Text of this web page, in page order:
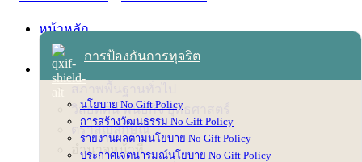
หน้าหลัก
เข้าสู่ระบบ
เกี่ยวกับเทศบาล
วิสัยทัศน์ พันธกิจ ยุทธศาสตร์
ตราสัญลักษณ์
อำนาจหน้าที่
การป้องกันการทุจริต
นโยบาย No Gift Policy
การสร้างวัฒนธรรม No Gift Policy
รายงานผลตามนโยบาย No Gift Policy
ประกาศเจตนารมณ์นโยบาย No Gift Policy